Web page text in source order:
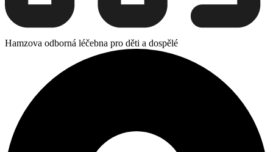
Hamzova odborná léčebna pro děti a dospělé